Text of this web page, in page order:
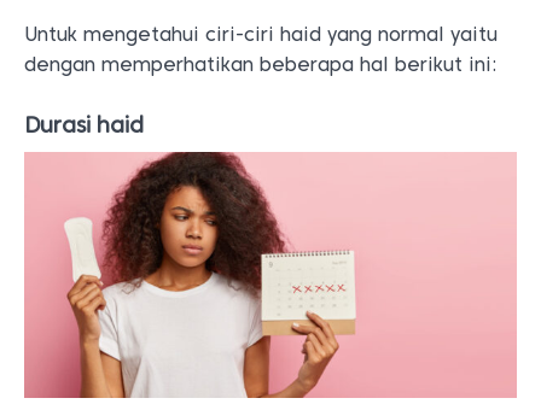
Untuk mengetahui ciri-ciri haid yang normal yaitu
dengan memperhatikan beberapa hal berikut ini:
Durasi haid